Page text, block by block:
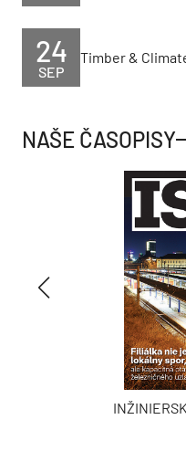
SEP
24 Timber &
NAŠE ČASOPISY